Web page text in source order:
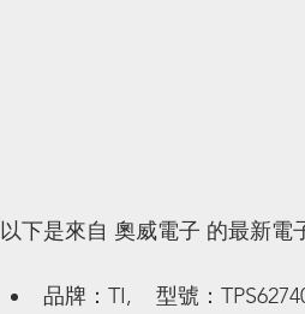
以下是來自 奧威電子 的最新電
品牌：TI,    型號：